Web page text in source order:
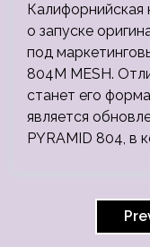
Калифорнийская
о запуске
под
804M MESH.
станет его
является
PYRAMID 804, в